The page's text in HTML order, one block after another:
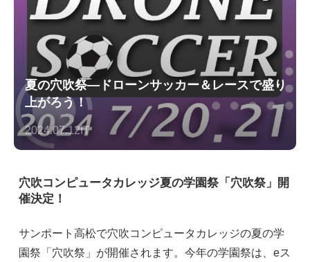
夏の穴吹祭—ドローンサッカー＆レースで盛り
上がろう！
2024.07.12IT
穴吹コンピュータカレッジ夏の学園祭「穴吹祭」開
催決定！
サンポート高松で穴吹コンピュータカレッジの夏の学
園祭「穴吹祭」が開催されます。今年の学園祭は、eス